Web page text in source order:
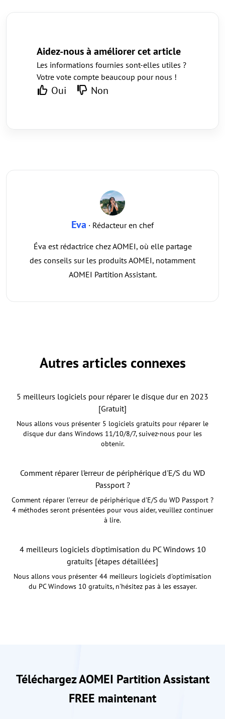
Aidez-nous à améliorer cet article
Les informations fournies sont-elles utiles ?
Votre vote compte beaucoup pour nous !
Oui Non
Eva · Rédacteur en chef
Éva est rédactrice chez AOMEI, où elle partage
des conseils sur les produits AOMEI, notamment
AOMEI Partition Assistant.
Autres articles connexes
5 meilleurs logiciels pour réparer le disque dur en 2023
[Gratuit]
Nous allons vous présenter 5 logiciels gratuits pour réparer le
disque dur dans Windows 11/10/8/7, suivez-nous pour les
obtenir.
Comment réparer l’erreur de périphérique d'E/S du WD
Passport ?
Comment réparer l’erreur de périphérique d'E/S du WD Passport ?
4 méthodes seront présentées pour vous aider, veuillez continuer
à lire.
4 meilleurs logiciels d'optimisation du PC Windows 10
gratuits [étapes détaillées]
Nous allons vous présenter 44 meilleurs logiciels d'optimisation
du PC Windows 10 gratuits, n'hésitez pas à les essayer.
Téléchargez AOMEI Partition Assistant
FREE maintenant